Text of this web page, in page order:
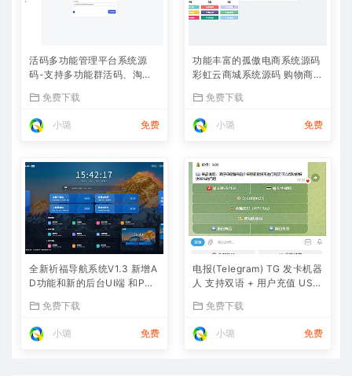
活码多功能管理平台系统源
码-支持多功能群活码、淘宝
址等免费下载
小璐 免费
功能丰富的孤傲电商系统源码
彩虹云商城系统源码 购物商场
免费下载
小璐 免费
全新祈福导航系统V1.3 新增A
D功能和新的后台UI端 和PHP
免费下载
小璐 免费
电报(Telegram) TG 发卡机器
人 支持双语 + 用户充值 USD
免费下载
小璐 免费